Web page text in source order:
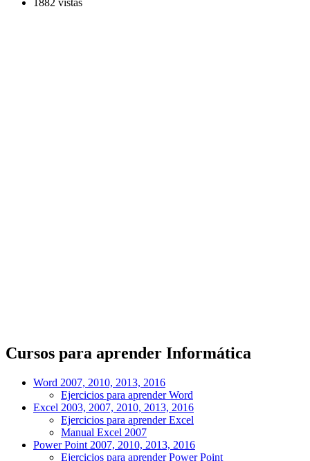
1882 vistas
Cursos para aprender Informática
Word 2007, 2010, 2013, 2016
Ejercicios para aprender Word
Excel 2003, 2007, 2010, 2013, 2016
Ejercicios para aprender Excel
Manual Excel 2007
Power Point 2007, 2010, 2013, 2016
Ejercicios para aprender Power Point